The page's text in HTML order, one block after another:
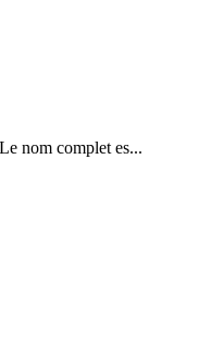
nom complet es...